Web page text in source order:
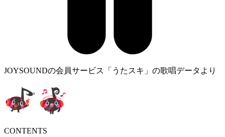
JOYSOUNDの会員サービス「うたスキ」の歌唱データより
CONTENTS